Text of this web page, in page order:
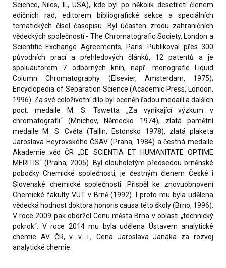
Science, Niles, IL, USA), kde byl po několik desetiletí členem
edičních rad, editorem bibliografické sekce a speciálních
tematických čísel časopisu. Byl účasten zrodu zahraničních
vědeckých společností - The Chromatografic Society, London a
Scientific Exchange Agreements, Paris. Publikoval přes 300
původních prací a přehledových článků, 12 patentů a je
spoluautorem 7 odborných knih, např. monografie Liquid
Column Chromatography (Elsevier, Amsterdam, 1975);
Encyclopedia of Separation Science (Academic Press, London,
1996). Za své celoživotní dílo byl oceněn řadou medailí a dalších
poct: medaile M. S. Tswetta „Za vynikající výzkum v
chromatografii“ (Mnichov, Německo 1974), zlatá pamětní
medaile M. S. Cvěta (Tallin, Estonsko 1978), zlatá plaketa
Jaroslava Heyrovského ČSAV (Praha, 1984) a čestná medaile
Akademie věd ČR „DE SCIENTIA ET HUMANITATE OPTIME
MERITIS“ (Praha, 2005). Byl dlouholetým předsedou brněnské
pobočky Chemické společnosti, je čestným členem České i
Slovenské chemické společnosti. Přispěl ke znovuobnovení
Chemické fakulty VUT v Brně (1992). I proto mu byla udělena
vědecká hodnost doktora honoris causa této školy (Brno, 1996).
V roce 2009 pak obdržel Cenu města Brna v oblasti „technický
pokrok“. V roce 2014 mu byla udělena Ústavem analytické
chemie AV ČR, v. v. i., Cena Jaroslava Janáka za rozvoj
analytické chemie.